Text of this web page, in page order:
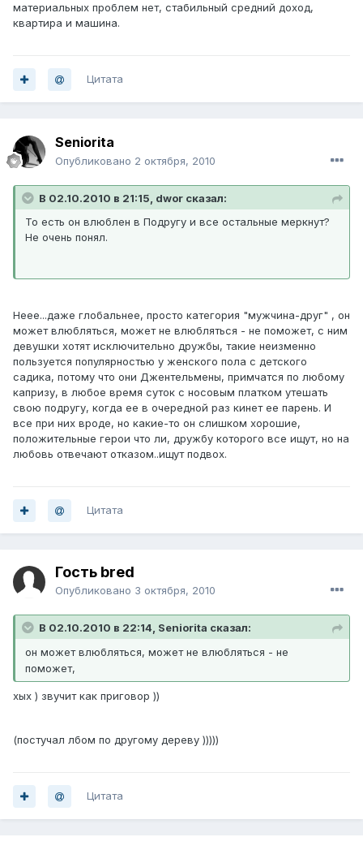
материальных проблем нет, стабильный средний доход,
квартира и машина.
Цитата
Seniorita
Опубликовано 2 октября, 2010
В 02.10.2010 в 21:15, dwor сказал:
То есть он влюблен в Подругу и все остальные меркнут?
Не очень понял.
Неее...даже глобальнее, просто категория "мужчина-друг" , он
может влюбляться, может не влюбляться - не поможет, с ним
девушки хотят исключительно дружбы, такие неизменно
пользуется популярностью у женского пола с детского
садика, потому что они Джентельмены, примчатся по любому
капризу, в любое время суток с носовым платком утешать
свою подругу, когда ее в очередной раз кинет ее парень. И
все при них вроде, но какие-то он слишком хорошие,
положительные герои что ли, дружбу которого все ищут, но на
любовь отвечают отказом..ищут подвох.
Цитата
Гость bred
Опубликовано 3 октября, 2010
В 02.10.2010 в 22:14, Seniorita сказал:
он может влюбляться, может не влюбляться - не
поможет,
хых ) звучит как приговор ))
(постучал лбом по другому дереву )))))
Цитата